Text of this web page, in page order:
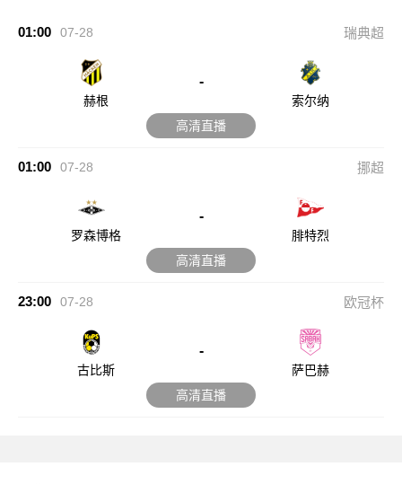
01:00 07-28 瑞典超
赫根
-
索尔纳
高清直播
01:00 07-28 挪超
罗森博格
-
腓特烈
高清直播
23:00 07-28 欧冠杯
古比斯
-
萨巴赫
高清直播